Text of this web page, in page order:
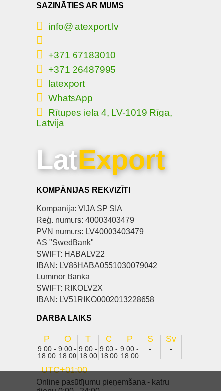
SAZINĀTIES AR MUMS
info@latexport.lv
+371 67183010
+371 26487995
latexport
WhatsApp
Rītupes iela 4, LV-1019 Rīga,
Latvija
LatExport
KOMPĀNIJAS REKVIZĪTI
Kompānija: VIJA SP SIA
Reģ. numurs: 40003403479
PVN numurs: LV40003403479
AS "SwedBank"
SWIFT: HABALV22
IBAN: LV86HABA0551030079042
Luminor Banka
SWIFT: RIKOLV2X
IBAN: LV51RIKO0002013228658
DARBA LAIKS
P
9.00 -
18.00
O
9.00 -
18.00
T
9.00 -
18.00
C
9.00 -
18.00
P
9.00 -
18.00
S
-
Sv
-
UTC+01:00
Online pasūtījumu pieņemšana - katru